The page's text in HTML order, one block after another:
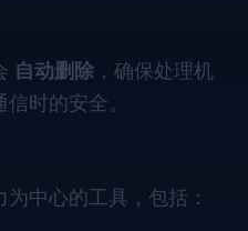
自动删除 ，确保处理机
时的安全。
中心的工具，包括：